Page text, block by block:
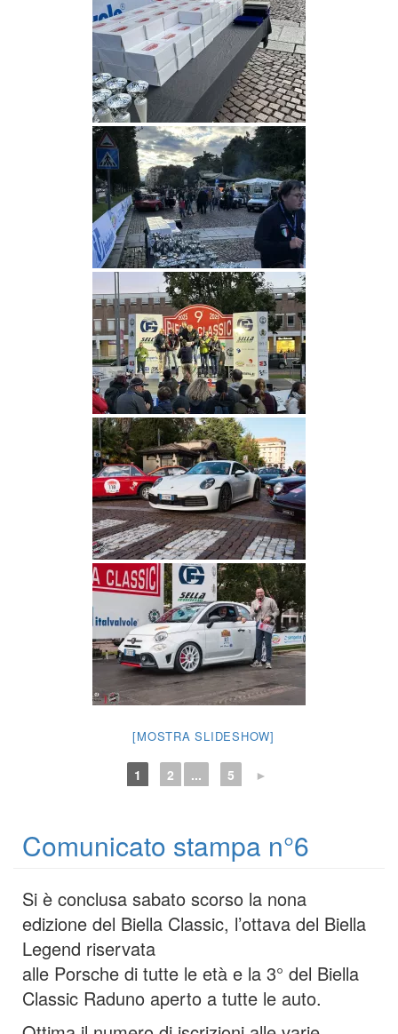
[MOSTRA SLIDESHOW]
1 2 ... 5 ►
Comunicato stampa n°6
Si è conclusa sabato scorso la nona
edizione del Biella Classic, l’ottava del Biella
Legend riservata
alle Porsche di tutte le età e la 3° del Biella
Classic Raduno aperto a tutte le auto.